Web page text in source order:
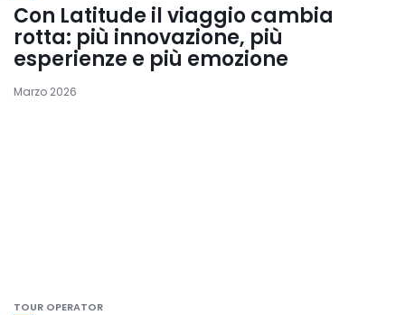
Con Latitude il viaggio cambia
rotta: più innovazione, più
esperienze e più emozione
Marzo 2026
TOUR OPERATOR